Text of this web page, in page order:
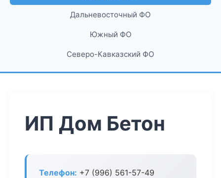
Дальневосточный ФО
Южный ФО
Северо-Кавказский ФО
ИП Дом Бетон
Телефон: +7 (996) 561-57-49